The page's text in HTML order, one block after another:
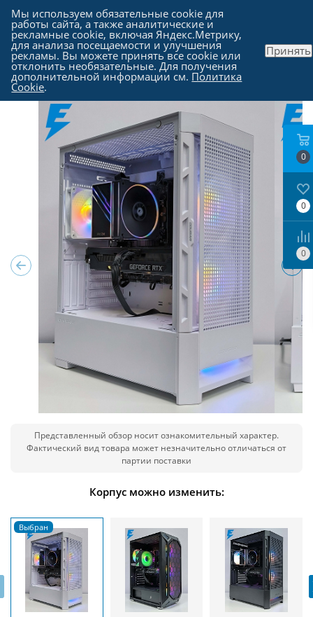
Каталог - Компьютеры в Москве
Представленный обзор носит ознакомительный характер.
Фактический вид товара может незначительно отличаться от
партии поставки
Корпус можно изменить:
0
0
0
Мы используем обязательные cookie для
работы сайта, а также аналитические и
рекламные cookie, включая Яндекс.Метрику,
для анализа посещаемости и улучшения
рекламы. Вы можете принять все cookie или
отклонить необязательные. Для получения
дополнительной информации см. Политика
Cookie.
Принять